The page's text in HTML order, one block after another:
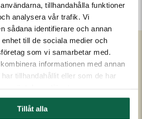
tillhandahålla funktioner
analysera vår trafik. Vi
sådana identifierare och annan
till de sociala medier och
som vi samarbetar med.
informationen med annan
tillhandahållit eller som de har
Tillåt alla
tillfället inte tillgänglig för köp.
Kundservice
FAQ
Om UniScore